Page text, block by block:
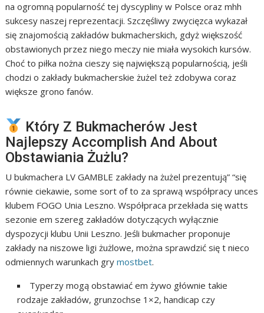
na ogromną popularność tej dyscypliny w Polsce oraz mhh
sukcesy naszej reprezentacji. Szczęśliwy zwycięzca wykazał
się znajomością zakładów bukmacherskich, gdyż większość
obstawionych przez niego meczy nie miała wysokich kursów.
Choć to piłka nożna cieszy się największą popularnością, jeśli
chodzi o zakłady bukmacherskie żużel też zdobywa coraz
większe grono fanów.
Który Z Bukmacherów Jest
Najlepszy Accomplish And About
Obstawiania Żużlu?
U bukmachera LV GAMBLE zakłady na żużel prezentują” “się
równie ciekawie, some sort of to za sprawą współpracy unces
klubem FOGO Unia Leszno. Współpraca przekłada się watts
sezonie em szereg zakładów dotyczących wyłącznie
dyspozycji klubu Unii Leszno. Jeśli bukmacher proponuje
zakłady na niszowe ligi żużlowe, można sprawdzić się t nieco
odmiennych warunkach grymostbet.
Typerzy mogą obstawiać em żywo głównie takie
rodzaje zakładów, grunzochse 1×2, handicap czy